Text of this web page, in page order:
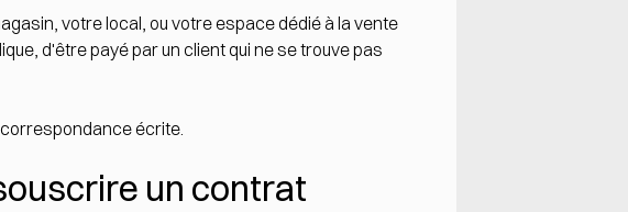
votre local, ou votre espace dédié à la vente
d'être payé par un client qui ne se trouve pas
écrite.
un contrat